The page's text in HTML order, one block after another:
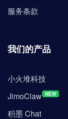
服务条款
我们的产品
小火堆科技
JimoClaw NEW
积墨 Chat